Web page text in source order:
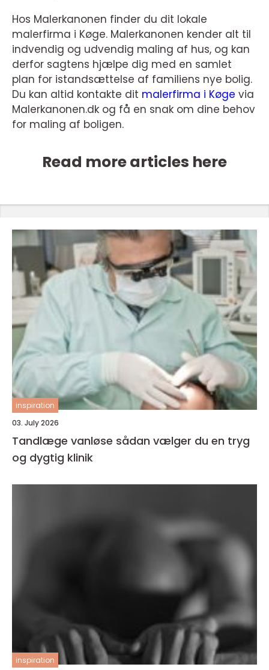
Hos Malerkanonen finder du dit lokale
malerfirma i Køge. Malerkanonen kender alt til
indvendig og udvendig maling af hus, og kan
derfor sagtens hjælpe dig med en samlet
plan for istandsættelse af familiens nye bolig.
Du kan altid kontakte dit malerfirma i Køge via
Malerkanonen.dk og få en snak om dine behov
for maling af boligen.
Read more articles here
inspiration
03. July 2026
Tandlæge vanløse sådan vælger du en tryg
og dygtig klinik
inspiration